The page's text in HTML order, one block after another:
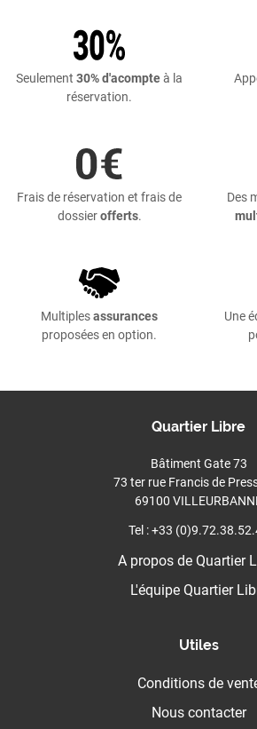
Seulement 30% d'acompteà la
réservation.
Frais de réservation et frais de
dossierofferts.
Des
Multiplesassurances
proposées en option.
Une
Quartier Libre
Bâtiment Gate 73
73 ter rue Francis de
69100
Tel : +33
A propos de Quartier
L'équipe Quartier
Utiles
Conditions de
Nous contacter